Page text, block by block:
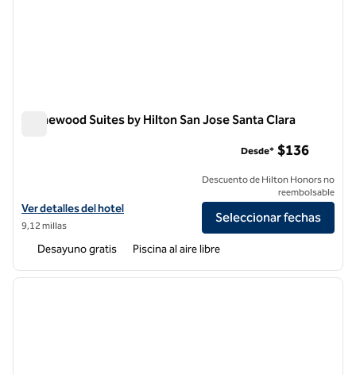
Homewood Suites by Hilton San Jose Santa Clara
Ver detalles del hotel Homewood Suites by Hilton San Jose Santa
Ver detalles del hotel
9,12 millas
Desde* $136
Descuento de Hilton Honors no
reembolsable
Seleccionar fechas
Desayuno gratis Piscina al aire libre
1 de 12